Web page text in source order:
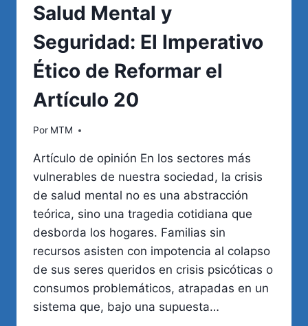
Salud Mental y
Seguridad: El Imperativo
Ético de Reformar el
Artículo 20
Por MTM
Artículo de opinión En los sectores más
vulnerables de nuestra sociedad, la crisis
de salud mental no es una abstracción
teórica, sino una tragedia cotidiana que
desborda los hogares. Familias sin
recursos asisten con impotencia al colapso
de sus seres queridos en crisis psicóticas o
consumos problemáticos, atrapadas en un
sistema que, bajo una supuesta…